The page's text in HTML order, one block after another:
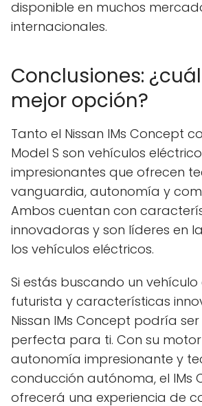
disponible en muchos
internacionales.
Conclusiones:
mejor opción?
Tanto el Nissan IMs Concept
Model S son vehículos
impresionantes que ofrecen
vanguardia, autonomía y
Ambos cuentan con
innovadoras y son líderes en
los vehículos eléctricos.
Si estás buscando un vehículo
futurista y características
Nissan IMs Concept podría
perfecta para ti. Con su
autonomía impresionante y
conducción autónoma, el IMs
ofrecerá una experiencia de